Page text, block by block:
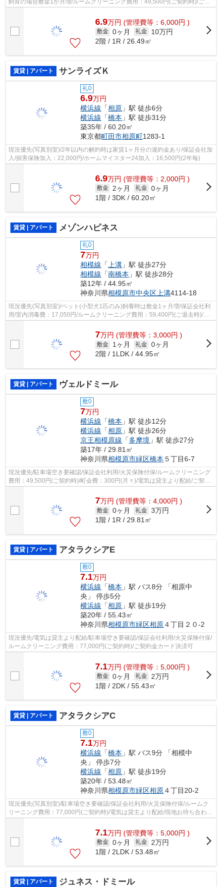
飼育の場合敷金1か月増/ルームクリーニング費用：49,500円(ご契約時)/ご契
6.9万円 (管理費等：6,000円 )
敷金 0ヶ月 礼金
10万円
2階 / 1R / 26.49㎡
賃貸 | アパート サンライズＫ
礼0
6.9万円
横浜線 「相原 」駅 徒歩6分
横浜線 「橋本 」駅 徒歩31分
築35年 / 60.20㎡
東京都町田市相原町1283-1
現況優先(写真別室)/2年以内の解約時は家賃1ヶ月分の違約金あり/保証会社加
入/損害保険加入：22,000円/ホームマイスター24加入：16,500円(2年毎)
6.9万円 (管理費等：2,000円 )
敷金 2ヶ月 礼金 0ヶ月
1階 / 3DK / 60.20㎡
賃貸 | アパート メゾンハピネス
礼0
7万円
相模線 「 上溝 」駅 徒歩27分
相模線 「南橋本 」駅 徒歩28分
築12年 / 44.95㎡
神奈川県相模原市中央区 上溝4114-18
現況優先(写真別室)/ペット(小型犬1匹のみ)飼養時は敷金1ヶ月増/保証会社利
用/室内消毒費：17,050円/ルームクリーニング費用：59,400円(ご退去時)/ご
契約金カード決済可/
7万円 (管理費等：3,000円 )
敷金 1ヶ月 礼金 0ヶ月
2階 / 1LDK / 44.95㎡
賃貸 | アパート ヴェルドミール
敷0
7万円
横浜線 「橋本 」駅 徒歩12分
横浜線 「相原 」駅 徒歩26分
京王相模原線 「多摩境 」駅 徒歩27分
築17年 / 29.81㎡
神奈川県相模原市緑区橋本 ５丁目6-7
現況優先/駐車場空き要確認/保証会社利用/火災保険付保/ルームクリーニング
費用：49,500円(ご契約時)/町会費：300円(月々)/電気は貸主より配給/ご契約
金カード決済可
7万円 (管理費等：4,000円 )
敷金 0ヶ月 礼金 3万円
1階 / 1R / 29.81㎡
賃貸 | アパート アタラクシアE
敷0
7.1万円
横浜線 「橋本 」駅 バス8分 「相原中
央」 停歩5分
横浜線 「相原 」駅 徒歩19分
築20年 / 55.43㎡
神奈川県相模原市緑区相原４丁目２０-2
現況優先/電気は貸主より配給/駐車場空き要確認/保証会社利用/火災保険付保/
ルームクリーニング費用：77,000円(ご契約時)/ご契約金カード決済可
7.1万円 (管理費等：5,000円 )
敷金 0ヶ月 礼金
2万円
1階 / 2DK / 55.43㎡
賃貸 | アパート アタラクシアC
敷0
7.1万円
横浜線 「橋本 」駅 バス9分 「相模中
央」 停歩7分
横浜線 「相原 」駅 徒歩19分
築20年 / 53.48㎡
神奈川県相模原市緑区相原４丁目20-2
現況優先(写真別室)/駐車場空き要確認/保証会社利用/火災保険付保/ルームク
リーニング費用：77,000円(ご契約時)/電気は貸主より配給/現地お待ち合わせ
7.1万円 (管理費等：5,000円 )
敷金 0ヶ月 礼金
2万円
1階 / 2LDK / 53.48㎡
賃貸 | アパート ジュネス・ドミール